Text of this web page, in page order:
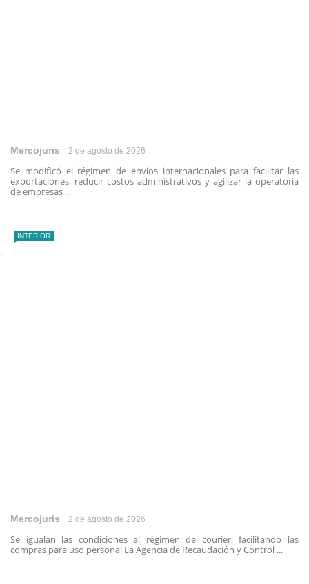
Mercojuris 2 de agosto de 2026
Se modificó el régimen de envíos internacionales para facilitar las
exportaciones, reducir costos administrativos y agilizar la operatoria
de empresas ...
INTERIOR
Mercojuris 2 de agosto de 2026
Se igualan las condiciones al régimen de courier, facilitando las
compras para uso personal La Agencia de Recaudación y Control ...